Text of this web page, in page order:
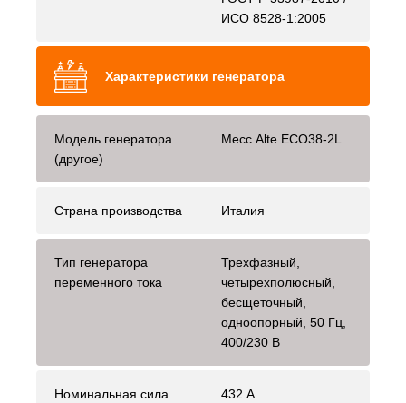
ИСО 8528-1:2005
Характеристики генератора
Модель генератора
(другое)
Mecc Alte ECO38-2L
Страна производства Италия
Тип генератора
переменного тока
Трехфазный,
четырехполюсный,
бесщеточный,
одноопорный, 50 Гц,
400/230 В
Номинальная сила
432 А